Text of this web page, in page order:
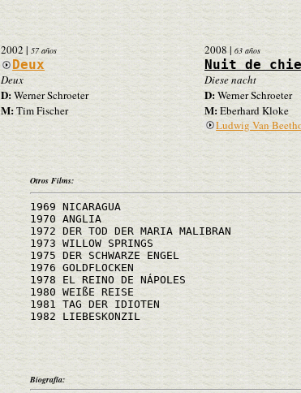
2002 | 57 años
Deux
Deux
D:Werner Schroeter
M:Tim Fischer
2008| 63 años
Nuit de
Diese nacht
D: Werner Schroeter
M:Eberhard Kloke
Ludwig Van
Otros Films:
1969 NICARAGUA
1970 ANGLIA
1972 DER TOD DER MARIA MALIBRAN
1973 WILLOW SPRINGS
1975 DER SCHWARZE ENGEL
1976 GOLDFLOCKEN
1978 EL REINO DE NÁPOLES
1980 WEIßE REISE
1981 TAG DER IDIOTEN
1982 LIEBESKONZIL
Biografía: